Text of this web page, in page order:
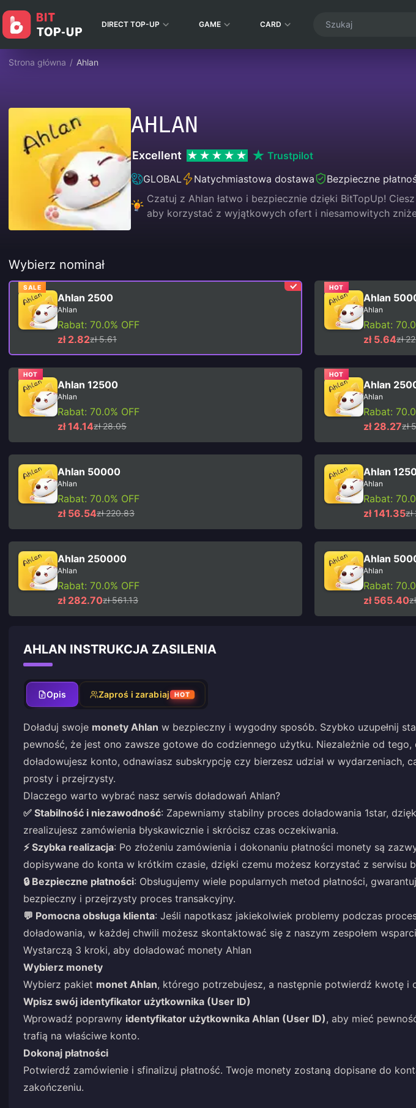
DIRECT TOP-UP GAME CARD
Strona główna / Ahlan
AHLAN
Excellent
Trustpilot
GLOBAL
Natychmiastowa dostawa
Bezpieczne
Czatuj z Ahlan łatwo i bezpiecznie dzięki BitTopUp!
aby korzystać z wyjątkowych ofert i niesamowitych
Wybierz nominał
SALE
Ahlan 2500
Ahlan
Rabat: 70.0% OFF
zł 2.82zł 5.61
HOT
Ahlan
Ahlan
Rabat:
zł 5.64zł
HOT
Ahlan 12500
Ahlan
Rabat: 70.0% OFF
zł 14.14zł 28.05
HOT
Ahlan
Ahlan
Rabat:
zł 28.27zł
Ahlan 50000
Ahlan
Rabat: 70.0% OFF
zł 56.54zł 220.83
Ahlan
Ahlan
Rabat:
zł 141.35
Ahlan 250000
Ahlan
Rabat: 70.0% OFF
zł 282.70zł 561.13
Ahlan
Ahlan
Rabat:
zł 565.40
AHLAN INSTRUKCJA ZASILENIA
Opis Zaproś i zarabiaj HOT
Doładuj swoje monety Ahlan w bezpieczny i wygodny sposób. Szybko uzupełnij
pewność, że jest ono zawsze gotowe do codziennego użytku. Niezależnie od tego,
doładowujesz konto, odnawiasz subskrypcję czy bierzesz udział w wydarzeniach,
prosty i przejrzysty.
Dlaczego warto wybrać nasz serwis doładowań Ahlan?
✅ Stabilność i niezawodność: Zapewniamy stabilny proces doładowania 1star,
zrealizujesz zamówienia błyskawicznie i skrócisz czas oczekiwania.
⚡ Szybka realizacja: Po złożeniu zamówienia i dokonaniu płatności monety są
dopisywane do konta w krótkim czasie, dzięki czemu możesz korzystać z serwisu
🔒 Bezpieczne płatności: Obsługujemy wiele popularnych metod płatności,
bezpieczny i przejrzysty proces transakcyjny.
💬 Pomocna obsługa klienta: Jeśli napotkasz jakiekolwiek problemy podczas
doładowania, w każdej chwili możesz skontaktować się z naszym zespołem
Wystarczą 3 kroki, aby doładować monety Ahlan
Wybierz monety
Wybierz pakiet monet Ahlan, którego potrzebujesz, a następnie potwierdź kwotę i
Wpisz swój identyfikator użytkownika (User ID)
Wprowadź poprawny identyfikator użytkownika Ahlan (User ID), aby mieć
trafią na właściwe konto.
Dokonaj płatności
Potwierdź zamówienie i sfinalizuj płatność. Twoje monety zostaną dopisane do
zakończeniu.